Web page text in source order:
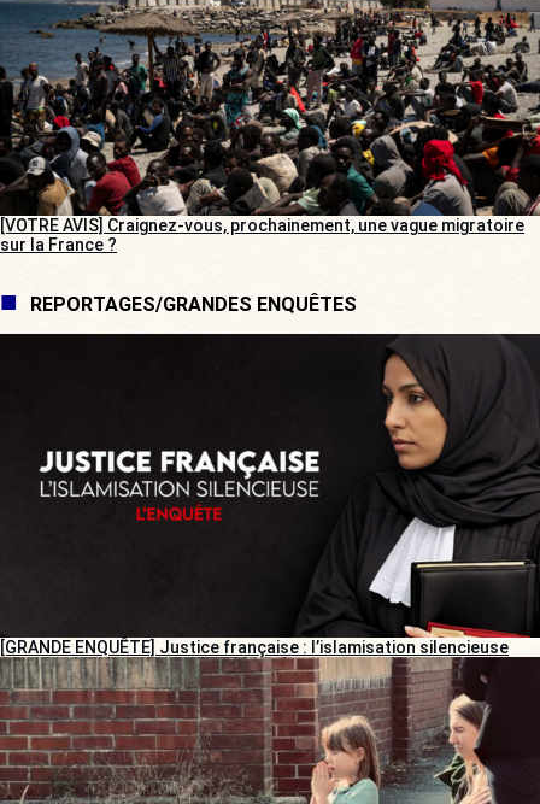
[VOTRE AVIS] Craignez-vous, prochainement, une vague migratoire
sur la France ?
REPORTAGES/GRANDES ENQUÊTES
[GRANDE ENQUÊTE] Justice française : l’islamisation silencieuse